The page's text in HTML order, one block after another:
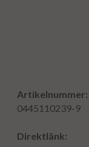
Artikelnummer:
0445110239-9
Direktlänk: